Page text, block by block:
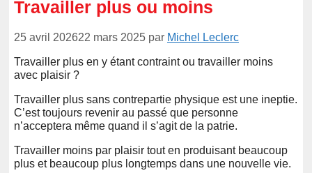
Travailler plus ou moins
25 avril 202622 mars 2025 par Michel Leclerc
Travailler plus en y étant contraint ou travailler moins
avec plaisir ?
Travailler plus sans contrepartie physique est une ineptie.
C’est toujours revenir au passé que personne
n’acceptera même quand il s’agit de la patrie.
Travailler moins par plaisir tout en produisant beaucoup
plus et beaucoup plus longtemps dans une nouvelle vie.